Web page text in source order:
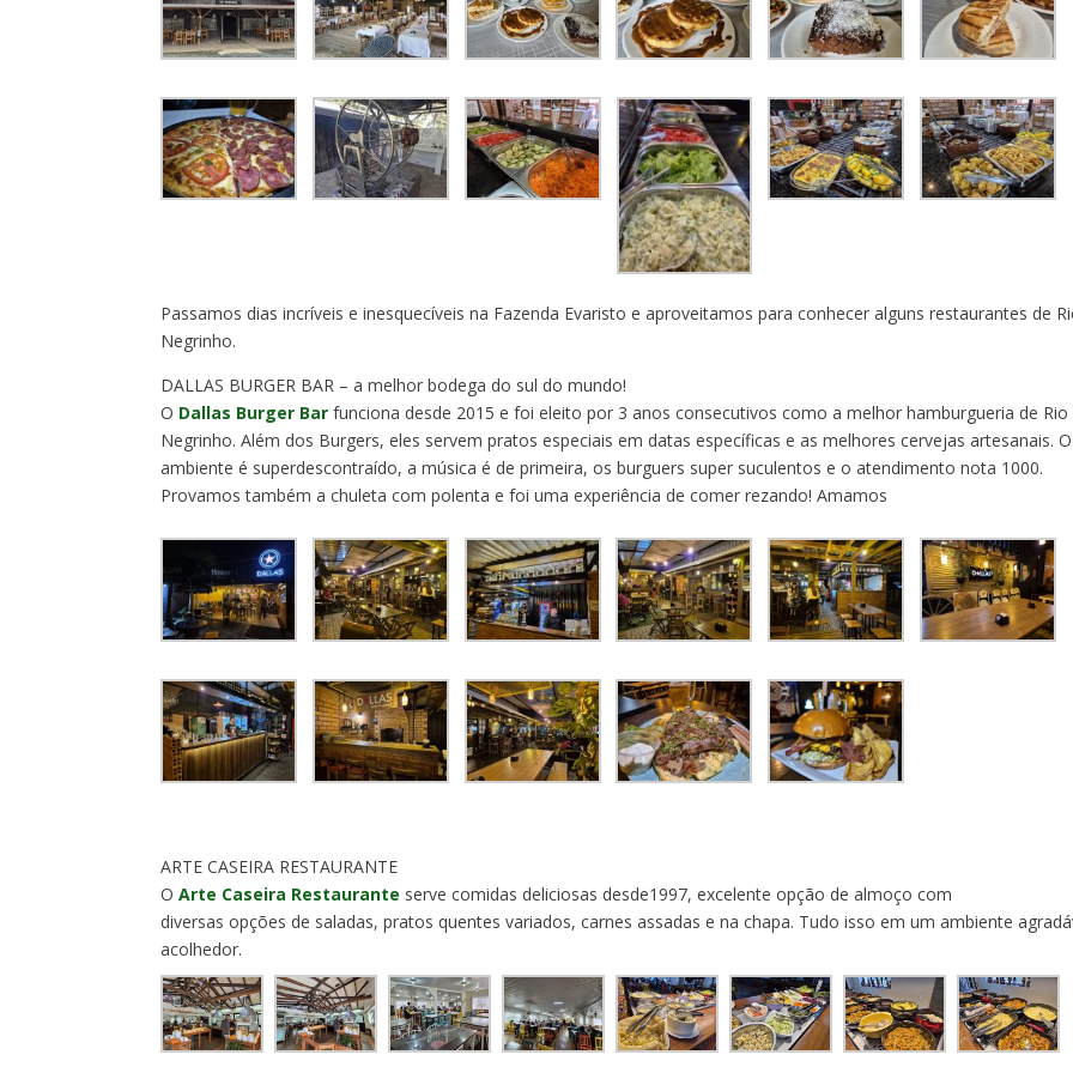
Passamos dias incríveis e inesquecíveis na Fazenda Evaristo e aproveitamos para conhecer alguns restaurantes de
Negrinho.
DALLAS BURGER BAR – a melhor bodega do sul do mundo!
O Dallas Burger Bar funciona desde 2015 e foi eleito por 3 anos consecutivos como a melhor hamburgueria de Rio
Negrinho. Além dos Burgers, eles servem pratos especiais em datas específicas e as melhores cervejas artesanais. O
ambiente é superdescontraído, a música é de primeira, os burguers super suculentos e o atendimento nota 1000.
Provamos também a chuleta com polenta e foi uma experiência de comer rezando! Amamos
ARTE CASEIRA RESTAURANTE
OArte Caseira Restaurante serve comidas deliciosas desde1997, excelente opção de almoço com
diversas opções de saladas, pratos quentes variados, carnes assadas e na chapa. Tudo isso em um ambiente
acolhedor.